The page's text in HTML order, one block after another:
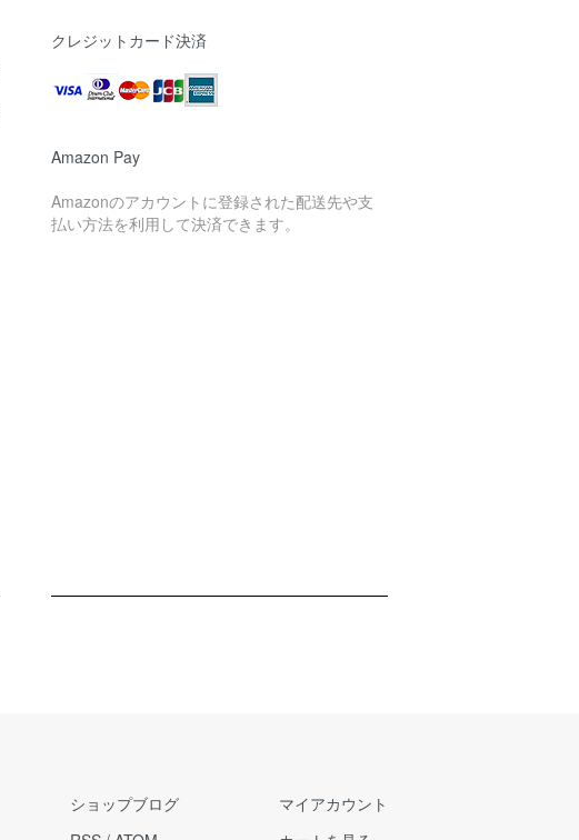
クレジットカード決済
Amazon Pay
Amazonのアカウントに登録された配送先や支
払い方法を利用して決済できます。
ショップブログ
マイアカウント